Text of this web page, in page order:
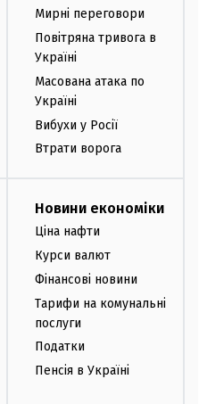
Мирні переговори
Повітряна тривога в
Україні
Масована атака по
Україні
Вибухи у Росії
Втрати ворога
Новини економіки
Ціна нафти
Курси валют
Фінансові новини
Тарифи на комунальні
послуги
Податки
Пенсія в Україні